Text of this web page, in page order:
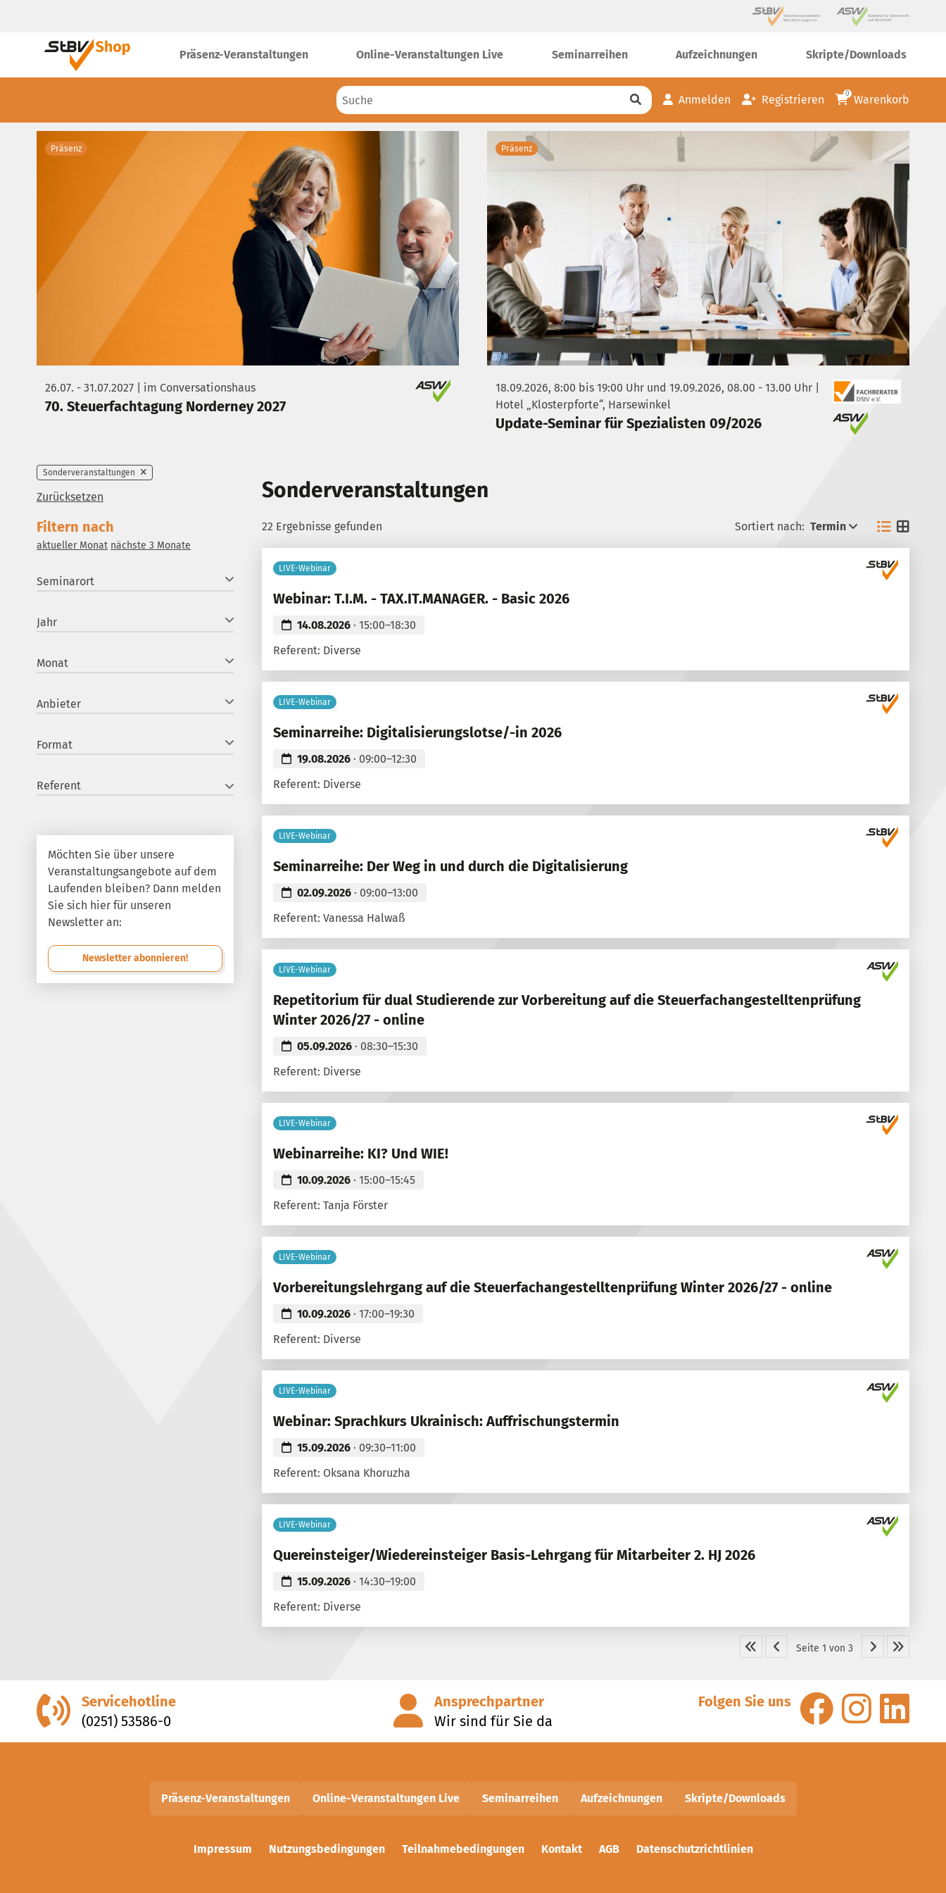
Präsenz-Veranstaltungen Online-Veranstaltungen Live Seminarreihen Aufzeichnungen Skripte/Downloads
Anmelden Registrieren 0 Warenkorb
Präsenz
26.07. - 31.07.2027 | im Conversationshaus
70. Steuerfachtagung Norderney 2027
Präsenz
18.09.2026, 8:00 bis 19:00 Uhr und 19.09.2026, 08.00 - 13.00 Uhr |
Hotel „Klosterpforte“, Harsewinkel
Update-Seminar für Spezialisten 09/2026
Sonderveranstaltungen
Zurücksetzen
Filtern nach
aktueller Monat nächste 3 Monate
Seminarort
Jahr
Monat
Anbieter
Format
Referent
Möchten Sie über unsere
Veranstaltungsangebote auf dem
Laufenden bleiben? Dann melden
Sie sich hier für unseren
Newsletter an:
Newsletter abonnieren!
Sonderveranstaltungen
22 Ergebnisse gefunden Sortiert nach: Termin
LIVE-Webinar
Webinar: T.I.M. - TAX.IT.MANAGER. - Basic 2026
14.08.2026 · 15:00–18:30
Referent: Diverse
LIVE-Webinar
Seminarreihe: Digitalisierungslotse/-in 2026
19.08.2026 · 09:00–12:30
Referent: Diverse
LIVE-Webinar
Seminarreihe: Der Weg in und durch die Digitalisierung
02.09.2026 · 09:00–13:00
Referent: Vanessa Halwaß
LIVE-Webinar
Repetitorium für dual Studierende zur Vorbereitung auf die Steuerfachangestelltenprüfung
Winter 2026/27 - online
05.09.2026 · 08:30–15:30
Referent: Diverse
LIVE-Webinar
Webinarreihe: KI? Und WIE!
10.09.2026 · 15:00–15:45
Referent: Tanja Förster
LIVE-Webinar
Vorbereitungslehrgang auf die Steuerfachangestelltenprüfung Winter 2026/27 - online
10.09.2026 · 17:00–19:30
Referent: Diverse
LIVE-Webinar
Webinar: Sprachkurs Ukrainisch: Auffrischungstermin
15.09.2026 · 09:30–11:00
Referent: Oksana Khoruzha
LIVE-Webinar
Quereinsteiger/Wiedereinsteiger Basis-Lehrgang für Mitarbeiter 2. HJ 2026
15.09.2026 · 14:30–19:00
Referent: Diverse
Seite 1 von 3
Servicehotline
(0251) 53586-0
Ansprechpartner
Wir sind für Sie da
Folgen Sie uns
Präsenz-Veranstaltungen Online-Veranstaltungen Live Seminarreihen Aufzeichnungen Skripte/Downloads
Impressum Nutzungsbedingungen Teilnahmebedingungen Kontakt AGB Datenschutzrichtlinien